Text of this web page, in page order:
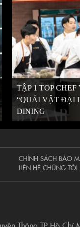
TẬP 1 TOP
“QUÁI VẬT ĐẠI
DINING
CHÍNH SÁCH BẢO
LIÊN HỆ CHÚNG